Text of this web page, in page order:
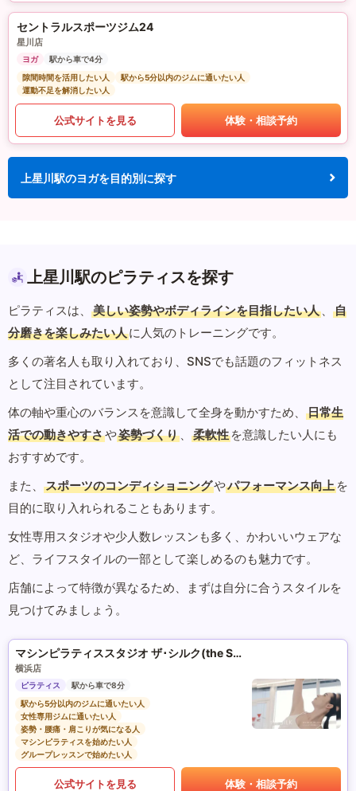
セントラルスポーツジム24
星川店
ヨガ
駅から車で4分
隙間時間を活用したい人
駅から5分以内のジムに通いたい人
運動不足を解消したい人
公式サイトを見る 体験・相談予約
上星川駅のヨガを目的別に探す
上星川駅のピラティスを探す
ピラティスは、 美しい姿勢やボディラインを目指したい人 、
自
分磨きを楽しみたい人に人気のトレーニングです。
多くの著名人も取り入れており、SNSでも話題のフィットネス
として注目されています。
体の軸や重心のバランスを意識して全身を動かすため、
日常生
活での動きやすさや姿勢づくり 、 柔軟性 を意識したい人にも
おすすめです。
また、
スポーツのコンディショニングやパフォーマンス向上 を
目的に取り入れられることもあります。
女性専用スタジオや少人数レッスンも多く、かわいいウェアな
ど、ライフスタイルの一部として楽しめるのも魅力です。
店舗によって特徴が異なるため、まずは自分に合うスタイルを
見つけてみましょう。
マシンピラティススタジオ ザ･シルク(the SILK)
横浜店
ピラティス
駅から車で8分
駅から5分以内のジムに通いたい人
女性専用ジムに通いたい人
姿勢・腰痛・肩こりが気になる人
マシンピラティスを始めたい人
グループレッスンで始めたい人
公式サイトを見る 体験・相談予約